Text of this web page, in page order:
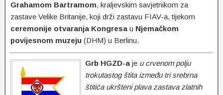
Grahamom Bartramom, kraljevskim savjetnikom za
zastave Velike Britanije, koji drži zastavu FIAV-a, tijekom
ceremonije otvaranja Kongresa u Njemačkom
povijesnom muzeju (DHM) u Berlinu.
Grb HGZD-a je u crvenom polju
trokutastog štita između tri srebrna
štitića ukršteni plava zastava zlatnih